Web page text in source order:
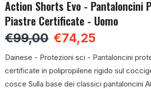
Action Shorts Evo - Pantaloncini
Piastre Certificate - Uomo
€99,00 €74,25
Dainese - Protezioni sci - Pantaloncini
certificate in polipropilene rigido sul
cosce Sulla base dei classici pantaloncini